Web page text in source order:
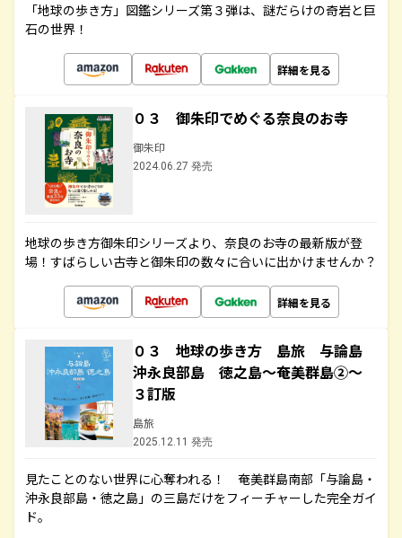
「地球の歩き方」図鑑シリーズ第３弾は、謎だらけの奇岩と巨
石の世界！
詳細を見る
０３ 御朱印でめぐる奈良のお寺
御朱印
2024.06.27 発売
地球の歩き方御朱印シリーズより、奈良のお寺の最新版が登
場！すばらしい古寺と御朱印の数々に合いに出かけませんか？
詳細を見る
０３ 地球の歩き方 島旅 与論島
沖永良部島 徳之島～奄美群島②～
３訂版
島旅
2025.12.11 発売
見たことのない世界に心奪われる！ 奄美群島南部「与論島・
沖永良部島・徳之島」の三島だけをフィーチャーした完全ガイ
ド。